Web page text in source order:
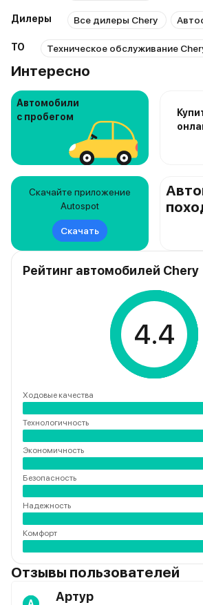
Дилеры Все дилеры Chery
ТО Техническое обслуживание
Интересно
Автомобили
с пробегом
Скачайте приложение
Autospot
Скачать
Рейтинг автомобилей Chery
4.4
Ходовые качества
Технологичность
Экономичность
Безопасность
Надежность
Комфорт
Отзывы пользователей
Артур